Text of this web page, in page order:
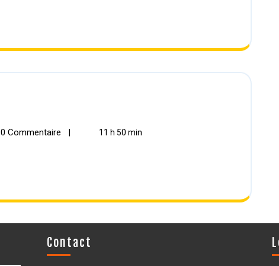
0 Commentaire | 11 h 50 min
Contact